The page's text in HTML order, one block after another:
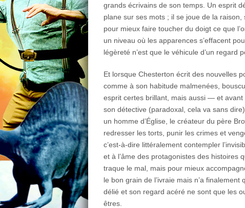
grands écrivains de son temps. Un esprit
plane sur ses mots ; il se joue de la raison,
pour mieux faire toucher du doigt ce que
un niveau où les apparences s’effacent
légèreté n’est que le véhicule d’un regard
Et lorsque Chesterton écrit des nouvelles
comme à son habitude malmenées,
esprit certes brillant, mais aussi — et
son détective (paradoxal, cela va sans
un homme d’Église, le créateur du père
redresser les torts, punir les crimes et
c’est-à-dire littéralement contempler
et à l’âme des protagonistes des histoires
traque le mal, mais pour mieux
le bon grain de l’ivraie mais n’a
délié et son regard acéré ne sont que les
êtres.